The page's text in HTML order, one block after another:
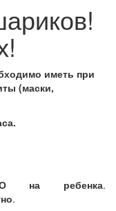
иметь при
(маски,
на ребенка.
.